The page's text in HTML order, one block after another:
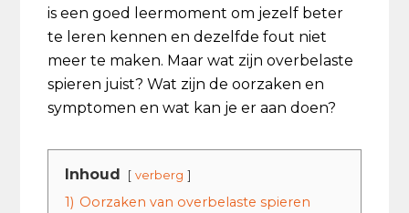
is een goed leermoment om jezelf beter
te leren kennen en dezelfde fout niet
meer te maken. Maar wat zijn overbelaste
spieren juist? Wat zijn de oorzaken en
symptomen en wat kan je er aan doen?
Inhoud verberg
1) Oorzaken van overbelaste spieren